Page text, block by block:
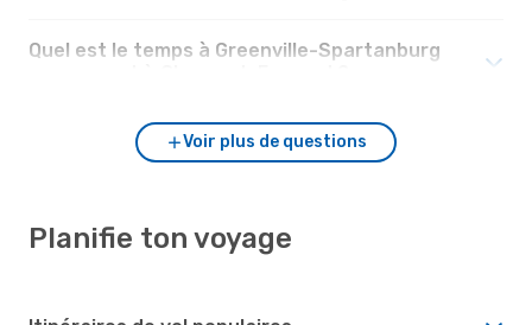
Quel est le temps à Greenville-Spartanburg
Voir plus de questions
Planifie ton voyage